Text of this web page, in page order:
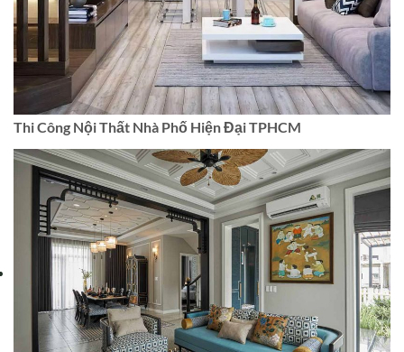
Thi Công Nội Thất Nhà Phố Hiện Đại TPHCM